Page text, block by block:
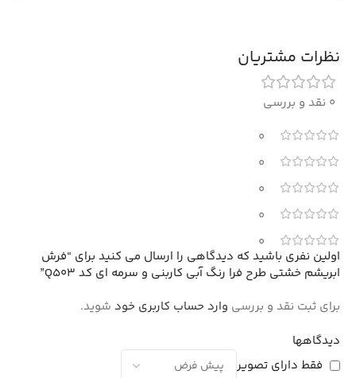
نظرات مشتریان
0 نقد و بررسی
0
0
0
0
0
دیدگاهها
فقط دارای تصویر
اولین نفری باشید که دیدگاهی را ارسال می کنید برای “فرش
ابریشم خشتی طرح فرا رنگ آبی کاربنی و سرمه ای کد Q503”
برای ثبت نقد و بررسی وارد حساب کاربری خود شوید.